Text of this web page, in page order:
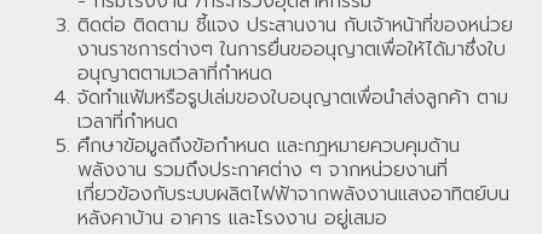
ติดต่อ ติดตาม ชี้แจง ประสานงาน กับเจ้าหน้าที่ของหน่วย
งานราชการต่างๆ ในการยื่นขออนุญาตเพื่อให้ได้มาซึ่งใบ
อนุญาตตามเวลาที่กำหนด
จัดทำแฟ้มหรือรูปเล่มของใบอนุญาตเพื่อนำส่งลูกค้า ตาม
เวลาที่กำหนด
ศึกษาข้อมูลถึงข้อกำหนด และกฎหมายควบคุมด้าน
พลังงาน รวมถึงประกาศต่าง ๆ จากหน่วยงานที่
เกี่ยวข้องกับระบบผลิตไฟฟ้าจากพลังงานแสงอาทิตย์บน
หลังคาบ้าน อาคาร และโรงงาน อยู่เสมอ